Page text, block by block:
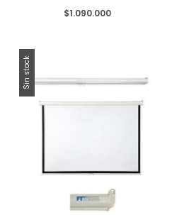
$1.090.000
Sin stock